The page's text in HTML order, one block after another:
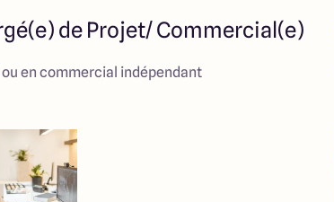
de Projet/ Commercial(e)
ou en commercial indépendant